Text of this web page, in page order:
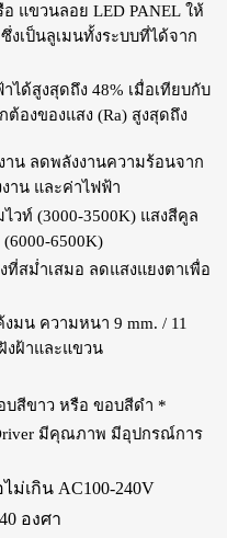
แขวนลอย LED PANEL ให้
งเป็นลูเมนทั้งระบบที่ได้จาก
ด้สูงสุดถึง 48% เมื่อเทียบกับ
องของแสง (Ra) สูงสุดถึง
าน ลดพลังงานความร้อนจาก
าน และค่าไฟฟ้า
วท์ (3000-3500K) แสงสีคูล
6500K)
สม่ำเสมอ ลดแสงแยงตาเพื่อ
มน ความหนา 9 mm. / 11
งฝ้าและแขวน
บสีขาว หรือ ขอบสีดำ *
มีคุณภาพ มีอุปกรณ์การ
ม่เกินAC100-240V
องศา